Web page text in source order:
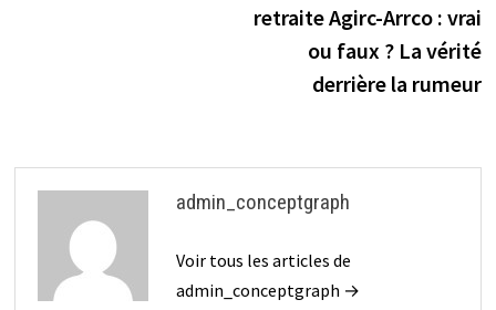
retraite Agirc-Arrco : vrai
ou faux ? La vérité
derrière la rumeur
admin_conceptgraph
Voir tous les articles de
admin_conceptgraph →